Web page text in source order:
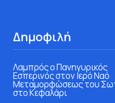
Δημοφιλή
Λαμπρός ο Πανηγυρικός
Εσπερινός στον Ιερό Ναό
Μεταμορφώσεως του
στο Κεφαλάρι